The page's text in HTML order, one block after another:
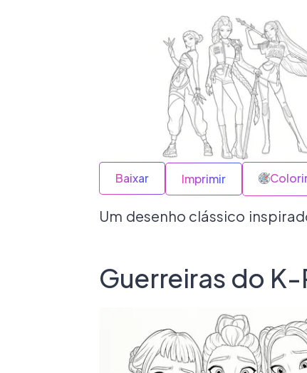
Baixar Imprimir
Um desenho clássico
Guerreiras do